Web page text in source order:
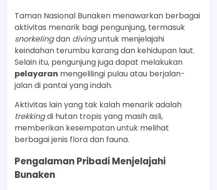
Taman Nasional Bunaken menawarkan berbagai
aktivitas menarik bagi pengunjung, termasuk
snorkelingdan divinguntuk menjelajahi
keindahan terumbu karang dan kehidupan laut.
Selain itu, pengunjung juga dapat melakukan
pelayaran mengelilingi pulau atau berjalan-
jalan di pantai yang indah.
Aktivitas lain yang tak kalah menarik adalah
trekkingdi hutan tropis yang masih asli,
memberikan kesempatan untuk melihat
berbagai jenis flora dan fauna.
Pengalaman Pribadi Menjelajahi
Bunaken